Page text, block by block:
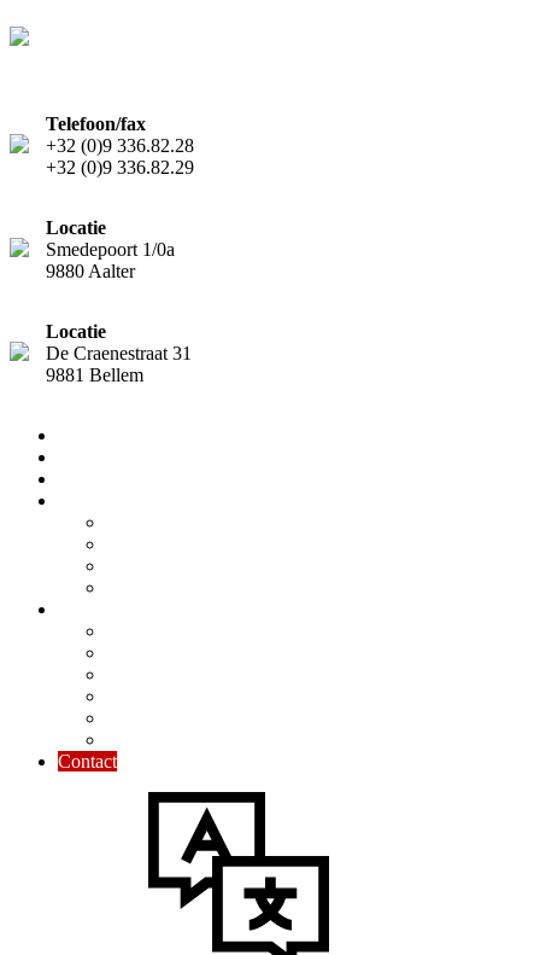
Telefoon/fax
+32 (0)9 336.82.28
+32 (0)9 336.82.29
Locatie
Smedepoort 1/0a
9880 Aalter
Locatie
De Craenestraat 31
9881 Bellem
Contact